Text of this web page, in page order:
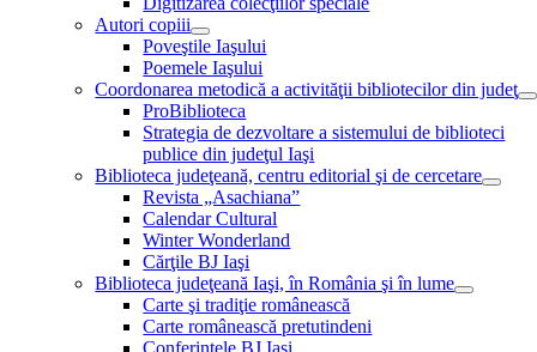
Autori copiii
Poveştile Iaşului
Poemele Iaşului
Coordonarea metodică a activităţii bibliotecilor din judeţ
ProBiblioteca
Strategia de dezvoltare a sistemului de biblioteci
publice din judeţul Iaşi
Biblioteca judeţeană, centru editorial şi de cercetare
Revista „Asachiana”
Calendar Cultural
Winter Wonderland
Cărţile BJ Iaşi
Biblioteca judeţeană Iaşi, în România şi în lume
Carte şi tradiţie românească
Carte românească pretutindeni
Conferințele BJ Iași